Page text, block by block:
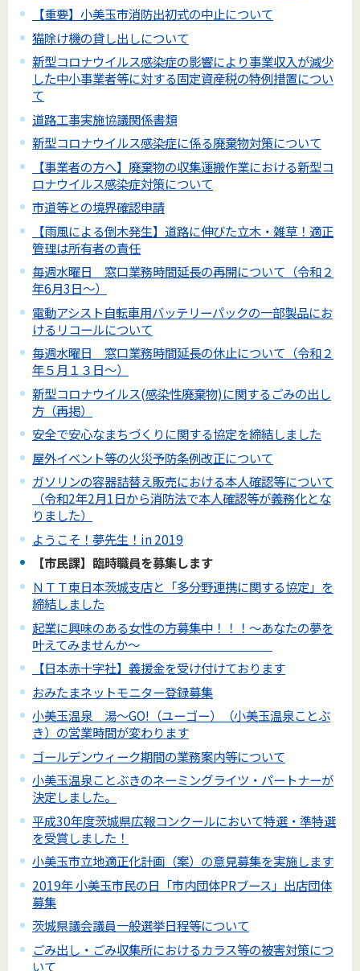
【重要】小美玉市消防出初式の中止について
猫除け機の貸し出しについて
新型コロナウイルス感染症の影響により事業収入が減少
した中小事業者等に対する固定資産税の特例措置につい
て
道路工事実施協議関係書類
新型コロナウイルス感染症に係る廃棄物対策について
【事業者の方へ】廃棄物の収集運搬作業における新型コ
ロナウイルス感染症対策について
市道等との境界確認申請
【雨風による倒木発生】道路に伸びた立木・雑草！適正
管理は所有者の責任
毎週水曜日 窓口業務時間延長の再開について（令和２
年6月3日～）
電動アシスト自転車用バッテリーパックの一部製品にお
けるリコールについて
毎週水曜日 窓口業務時間延長の休止について（令和２
年５月１３日～）
新型コロナウイルス(感染性廃棄物)に関するごみの出し
方（再掲）
安全で安心なまちづくりに関する協定を締結しました
屋外イベント等の火災予防条例改正について
ガソリンの容器詰替え販売における本人確認等について
（令和2年2月1日から消防法で本人確認等が義務化とな
りました）
ようこそ！夢先生！in 2019
【市民課】臨時職員を募集します
ＮＴＴ東日本茨城支店と「多分野連携に関する協定」を
締結しました
起業に興味のある女性の方募集中！！！～あなたの夢を
叶えてみませんか～
【日本赤十字社】義援金を受け付けております
おみたまネットモニター登録募集
小美玉温泉 湯～GO!（ユーゴー）（小美玉温泉ことぶ
き）の営業時間が変わります
ゴールデンウィーク期間の業務案内等について
小美玉温泉ことぶきのネーミングライツ・パートナーが
決定しました。
平成30年度茨城県広報コンクールにおいて特選・準特選
を受賞しました！
小美玉市立地適正化計画（案）の意見募集を実施します
2019年 小美玉市民の日「市内団体PRブース」出店団体
募集
茨城県議会議員一般選挙日程等について
ごみ出し・ごみ収集所におけるカラス等の被害対策につ
いて